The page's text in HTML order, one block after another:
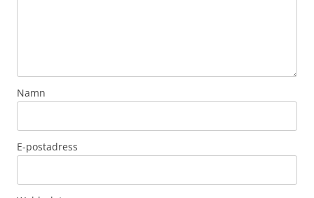
Namn
E-postadress